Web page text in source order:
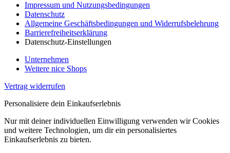
Impressum und Nutzungsbedingungen
Datenschutz
Allgemeine Geschäftsbedingungen und Widerrufsbelehrung
Barrierefreiheitserklärung
Datenschutz-Einstellungen
Unternehmen
Weitere nice Shops
Vertrag widerrufen
Personalisiere dein Einkaufserlebnis
Nur mit deiner individuellen Einwilligung verwenden wir Cookies
und weitere Technologien, um dir ein personalisiertes
Einkaufserlebnis zu bieten.